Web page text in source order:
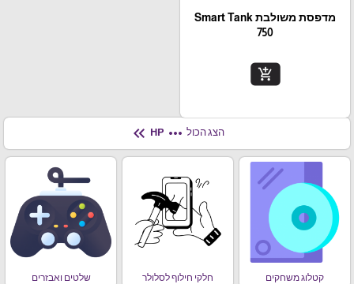
מדפסת משולבת Smart Tank
750
add_shopping_cart
הצג הכול more_horiz
keyboard_double_arrow_left
קטלוג משחקים חלקי חילוף לסלולר שלטים ואבזרים